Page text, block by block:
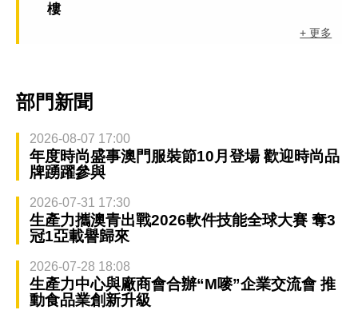
樓
+ 更多
部門新聞
2026-08-07 17:00
年度時尚盛事澳門服裝節10月登場 歡迎時尚品
牌踴躍參與
2026-07-31 17:30
生產力攜澳青出戰2026軟件技能全球大賽 奪3
冠1亞載譽歸來
2026-07-28 18:08
生產力中心與廠商會合辦“M嘜”企業交流會 推
動食品業創新升級